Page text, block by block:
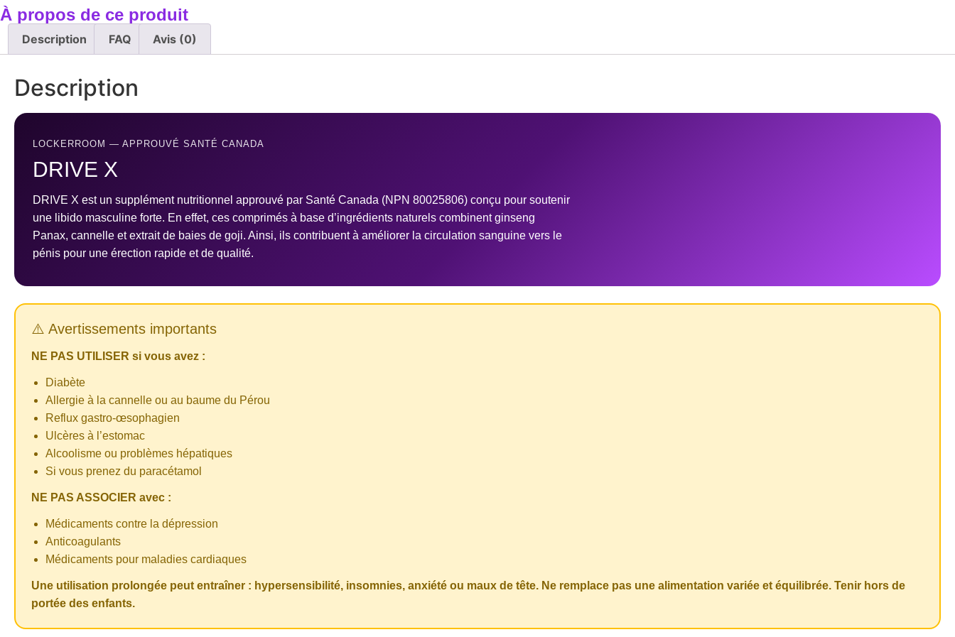
À propos de ce produit
Description FAQ Avis (0)
Description
LOCKERROOM — APPROUVÉ SANTÉ CANADA
DRIVE X
DRIVE X est un supplément nutritionnel approuvé par Santé Canada (NPN 80025806) conçu pour soutenir
une libido masculine forte. En effet, ces comprimés à base d’ingrédients naturels combinent ginseng
Panax, cannelle et extrait de baies de goji. Ainsi, ils contribuent à améliorer la circulation sanguine vers le
pénis pour une érection rapide et de qualité.
⚠️ Avertissements importants
NE PAS UTILISER si vous avez :
Diabète
Allergie à la cannelle ou au baume du Pérou
Reflux gastro-œsophagien
Ulcères à l’estomac
Alcoolisme ou problèmes hépatiques
Si vous prenez du paracétamol
NE PAS ASSOCIER avec :
Médicaments contre la dépression
Anticoagulants
Médicaments pour maladies cardiaques
Une utilisation prolongée peut entraîner : hypersensibilité, insomnies, anxiété ou maux de tête. Ne remplace pas une alimentation variée et équilibrée. Tenir hors de
portée des enfants.